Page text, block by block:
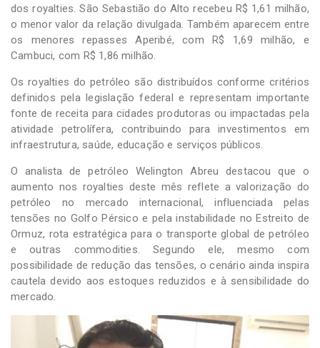
dos royalties. São Sebastião do Alto recebeu R$ 1,61 milhão,
o menor valor da relação divulgada. Também aparecem entre
os menores repasses Aperibé, com R$ 1,69 milhão, e
Cambuci, com R$ 1,86 milhão.
Os royalties do petróleo são distribuídos conforme critérios
definidos pela legislação federal e representam importante
fonte de receita para cidades produtoras ou impactadas pela
atividade petrolífera, contribuindo para investimentos em
infraestrutura, saúde, educação e serviços públicos.
O analista de petróleo Welington Abreu destacou que o
aumento nos royalties deste mês reflete a valorização do
petróleo no mercado internacional, influenciada pelas
tensões no Golfo Pérsico e pela instabilidade no Estreito de
Ormuz, rota estratégica para o transporte global de petróleo
e outras commodities. Segundo ele, mesmo com
possibilidade de redução das tensões, o cenário ainda inspira
cautela devido aos estoques reduzidos e à sensibilidade do
mercado.